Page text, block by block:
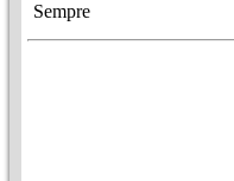
Sempre